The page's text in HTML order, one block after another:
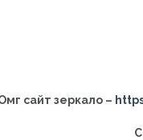
сайт зеркало –